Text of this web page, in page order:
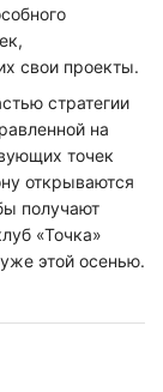
свои проекты.
стратегии
на
точек
открываются
получают
«Точка»
этой осенью.